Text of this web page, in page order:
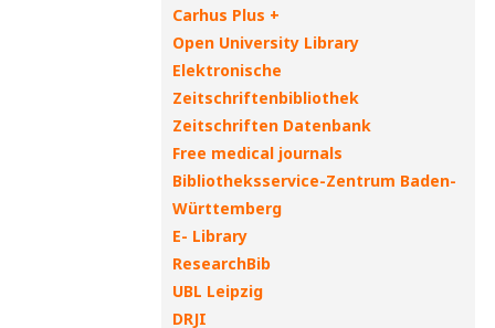
Carhus Plus +
Open University Library
Elektronische
Zeitschriftenbibliothek
Zeitschriften Datenbank
Free medical journals
Bibliotheksservice-Zentrum Baden-
Württemberg
E- Library
ResearchBib
UBL Leipzig
DRJI